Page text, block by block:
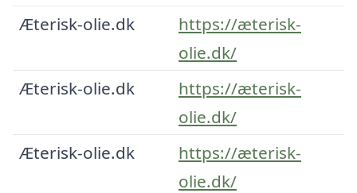
Æterisk-olie.dk
https://æterisk-
olie.dk/
Æterisk-olie.dk
https://æterisk-
olie.dk/
Æterisk-olie.dk
https://æterisk-
olie.dk/